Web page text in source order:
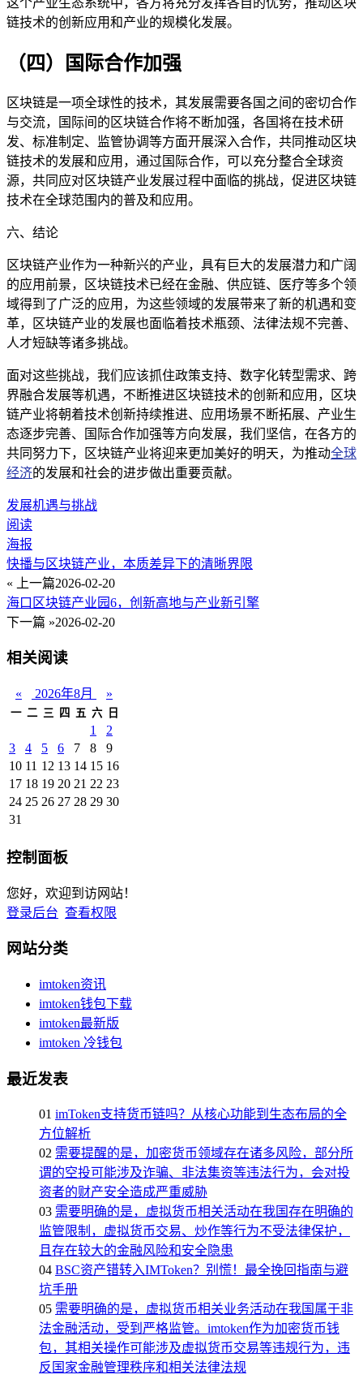
这个产业生态系统中，各方将充分发挥各自的优势，推动区块
链技术的创新应用和产业的规模化发展。
（四）国际合作加强
区块链是一项全球性的技术，其发展需要各国之间的密切合作
与交流，国际间的区块链合作将不断加强，各国将在技术研
发、标准制定、监管协调等方面开展深入合作，共同推动区块
链技术的发展和应用，通过国际合作，可以充分整合全球资
源，共同应对区块链产业发展过程中面临的挑战，促进区块链
技术在全球范围内的普及和应用。
六、结论
区块链产业作为一种新兴的产业，具有巨大的发展潜力和广阔
的应用前景，区块链技术已经在金融、供应链、医疗等多个领
域得到了广泛的应用，为这些领域的发展带来了新的机遇和变
革，区块链产业的发展也面临着技术瓶颈、法律法规不完善、
人才短缺等诸多挑战。
面对这些挑战，我们应该抓住政策支持、数字化转型需求、跨
界融合发展等机遇，不断推进区块链技术的创新和应用，区块
链产业将朝着技术创新持续推进、应用场景不断拓展、产业生
态逐步完善、国际合作加强等方向发展，我们坚信，在各方的
共同努力下，区块链产业将迎来更加美好的明天，为推动全球
经济的发展和社会的进步做出重要贡献。
发展机遇与挑战
阅读
海报
快播与区块链产业，本质差异下的清晰界限
« 上一篇2026-02-20
海口区块链产业园6，创新高地与产业新引擎
下一篇 »2026-02-20
相关阅读
« 2026年8月 »
一 二 三 四 五 六 日
1
2
3
4 5 6 7 8
9
10 11 12 13 14 15 16
17 18 19 20 21 22 23
24 25 26 27 28 29 30
31
控制面板
您好，欢迎到访网站！
登录后台 查看权限
网站分类
imtoken资讯
imtoken钱包下载
imtoken最新版
imtoken 冷钱包
最近发表
01 imToken支持货币链吗？从核心功能到生态布局的全
方位解析
02 需要提醒的是，加密货币领域存在诸多风险，部分所
谓的空投可能涉及诈骗、非法集资等违法行为，会对投
资者的财产安全造成严重威胁
03 需要明确的是，虚拟货币相关活动在我国存在明确的
监管限制，虚拟货币交易、炒作等行为不受法律保护，
且存在较大的金融风险和安全隐患
04 BSC资产错转入IMToken？别慌！最全挽回指南与避
坑手册
05 需要明确的是，虚拟货币相关业务活动在我国属于非
法金融活动，受到严格监管。imtoken作为加密货币钱
包，其相关操作可能涉及虚拟货币交易等违规行为，违
反国家金融管理秩序和相关法律法规